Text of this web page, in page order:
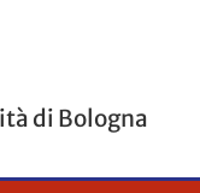
di Bologna